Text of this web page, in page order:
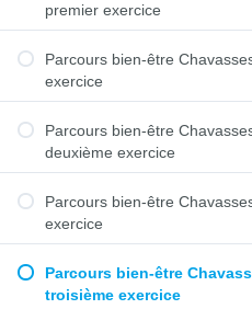
premier exercice
Parcours bien-être
exercice
Parcours bien-être
deuxième exercice
Parcours bien-être
exercice
Parcours bien-être
troisième exercice